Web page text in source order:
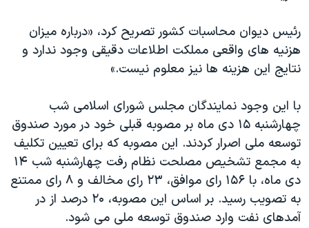
رئیس دیوان محاسبات کشور تصریح کرد، «درباره میزان
هزنیه های واقعی مملکت اطلاعات دقیقی وجود ندارد و
نتایج این هزینه ها نیز معلوم نیست.»
با این وجود نمایندگان مجلس شورای اسلامی شب
چهارشنبه ۱۵ دی ماه بر مصوبه قبلی خود در مورد صندوق
توسعه ملی اصرار کردند. این مصوبه که برای تعیین تکلیف
به مجمع تشخیص مصلحت نظام رفت چهارشنبه شب ۱۴
دی ماه، با ۱۵۶ رای موافق، ۲۳ رای مخالف و ۸ رای ممتنع
به تصویب رسید. بر اساس این مصوبه، ۲۰ درصد از در
آمدهای نفت وارد صندوق توسعه ملی می شود.